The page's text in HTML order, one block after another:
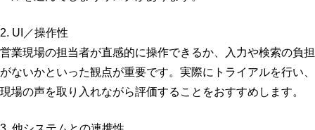
2. UI／操作性
営業現場の担当者が直感的に操作できるか、入力や検索の負担
がないかといった観点が重要です。実際にトライアルを行い、
現場の声を取り入れながら評価することをおすすめします。